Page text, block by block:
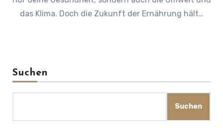
das Klima. Doch die Zukunft der Ernährung hält…
Suchen
Suchen